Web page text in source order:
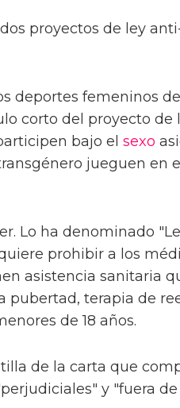
proyectos de ley
deportes femeninos
corto del proyecto de
bajo el sexo
jueguen en
Lo ha denominado
prohibir a los
asistencia sanitaria
pubertad, terapia de
de 18 años.
de la carta que
y "fuera